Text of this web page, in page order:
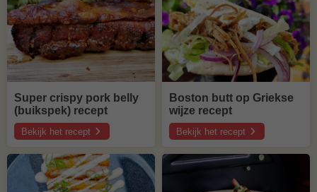
Super crispy pork belly
(buikspek) recept
Bekijk het recept
over
Super
crispy
belly
(buikspek)
recept
Boston butt op Griekse
wijze recept
Bekijk het recept
over
Boston
butt
op
Griekse